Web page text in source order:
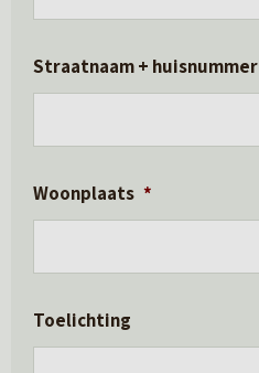
Straatnaam + huisnummer
Woonplaats *
Toelichting